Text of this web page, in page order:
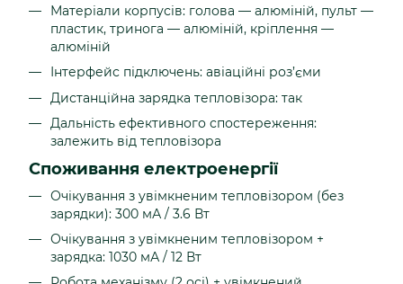
Матеріали корпусів: голова — алюміній, пульт —
пластик, тринога — алюміній, кріплення —
алюміній
Інтерфейс підключень: авіаційні роз’єми
Дистанційна зарядка тепловізора: так
Дальність ефективного спостереження:
залежить від тепловізора
Споживання електроенергії
Очікування з увімкненим тепловізором (без
зарядки): 300 мА / 3.6 Вт
Очікування з увімкненим тепловізором +
зарядка: 1030 мА / 12 Вт